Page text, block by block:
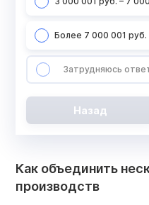
Более 7 000 001 руб.
Затрудняюсь
Назад
Как объединить
производств